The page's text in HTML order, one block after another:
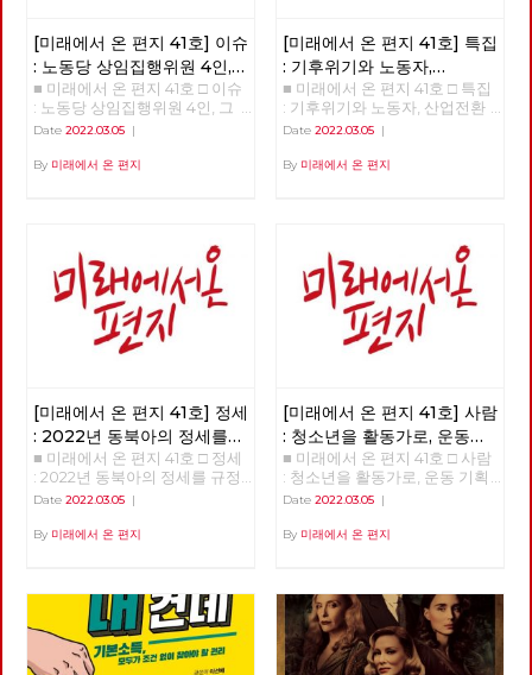
[미래에서 온 편지 41호] 이슈
: 노동당 상임집행위원 4인,
그들은 누구인가?
■ 미래에서 온 편지 41호 □ 이슈
: 노동당 상임집행위원 4인, 그
들은 누구인가? >>>>>> 업로드
Date 2022.03.05 |
By 미래에서 온 편지
[미래에서 온 편지 41호] 특집
: 기후위기와 노동자,
산업전환을 넘어
체제전환으로
■ 미래에서 온 편지 41호 □ 특집
: 기후위기와 노동자, 산업전환
을 넘어 체제전환으로 >>>>>>
Date 2022.03.05|
By 미래에서 온 편지
[미래에서 온 편지 41호] 정세
: 2022년 동북아의 정세를
규정하는 네 가지 요인
■ 미래에서 온 편지 41호 □ 정세
: 2022년 동북아의 정세를 규정
하는 네 가지 요인 >>>>>> 업로
Date 2022.03.05 |
By 미래에서 온 편지
[미래에서 온 편지 41호] 사람
: 청소년을 활동가로, 운동
기획자 고유미
■ 미래에서 온 편지 41호 □ 사람
: 청소년을 활동가로, 운동 기획
자 고유미 >>>>>> 업로드 준비
Date 2022.03.05|
By 미래에서 온 편지